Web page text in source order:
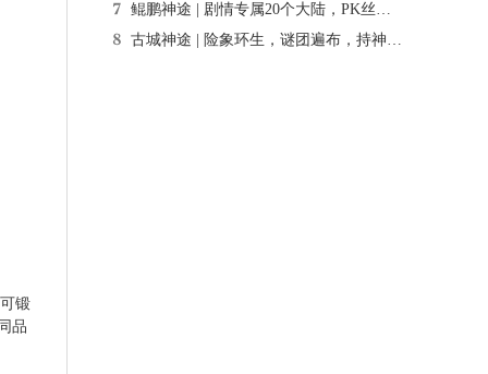
锻
品
鲲鹏神途 | 剧情专属20个大陆，PK丝滑不秒人
古城神途 | 险象环生，谜团遍布，持神兵踏碎强敌